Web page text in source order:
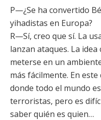
P—¿Se ha convertido
yihadistas en Europa?
R—Sí, creo que sí. La
lanzan ataques. La
meterse en un
más fácilmente. En
donde todo el mundo
terroristas, pero es
saber quién es quien…